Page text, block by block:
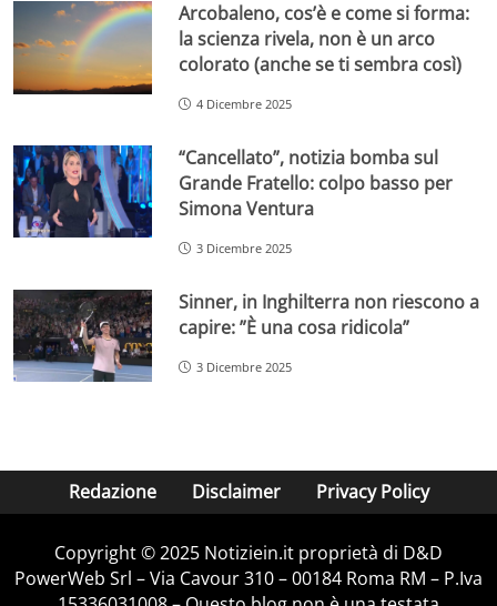
Arcobaleno, cos’è e come si forma:
la scienza rivela, non è un arco
colorato (anche se ti sembra così)
4 Dicembre 2025
“Cancellato”, notizia bomba sul
Grande Fratello: colpo basso per
Simona Ventura
3 Dicembre 2025
Sinner, in Inghilterra non riescono a
capire: ”È una cosa ridicola”
3 Dicembre 2025
Redazione Disclaimer Privacy Policy
Copyright © 2025 Notiziein.it proprietà di D&D
PowerWeb Srl – Via Cavour 310 – 00184 Roma RM – P.Iva